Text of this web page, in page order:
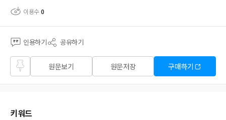
이용수0
인용하기 공유하기
즐겨
찾기
원문보기 원문저장 구매하기
키워드